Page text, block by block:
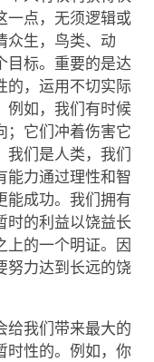
一点，无须逻辑或
众生，鸟类、动
目标。重要的是达
的，运用不切实际
例如，我们有时候
；它们冲着伤害它
们是人类，我们
能力通过理性和智
能成功。我们拥有
时的利益以饶益长
上的一个明证。因
努力达到长远的饶
给我们带来最大的
时性的。例如，你